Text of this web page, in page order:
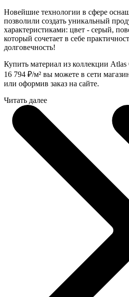
Новейшие технологии в сфере
позволили создать уникальный
характеристиками: цвет - серый,
который сочетает в себе
долговечность!
Купить материал из коллекции
16 794 ₽/м² вы можете в сети
или оформив заказ на сайте.
Читать далее